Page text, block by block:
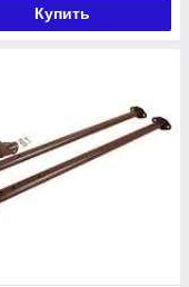
Купить